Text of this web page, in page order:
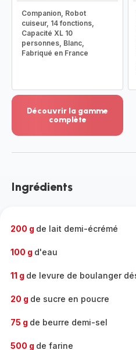
Companion, Robot
cuiseur, 14 fonctions,
Capacité XL 10
personnes, Blanc,
Fabriqué en France
Découvrir la gamme
complète
-
gamme
Ingrédients
200 g de lait demi-écrémé
100 g d'eau
11 g de levure de boulanger
20 g de sucre en poucre
75 g de beurre demi-sel
500 g de farine